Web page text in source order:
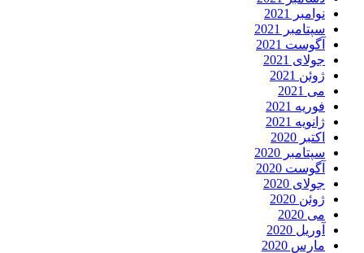
نوامبر 2021
سپتامبر 2021
آگوست 2021
جولای 2021
ژوئن 2021
می 2021
فوریه 2021
ژانویه 2021
اکتبر 2020
سپتامبر 2020
آگوست 2020
جولای 2020
ژوئن 2020
می 2020
آوریل 2020
مارس 2020